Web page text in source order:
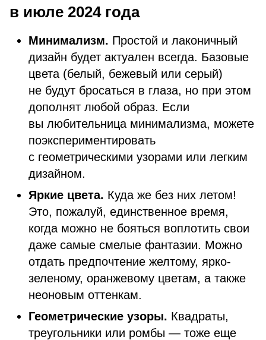
в июле 2024 года
Минимализм. Простой и лаконичный
дизайн будет актуален всегда. Базовые
цвета (белый, бежевый или серый)
не будут бросаться в глаза, но при этом
дополнят любой образ. Если
вы любительница минимализма, можете
поэкспериментировать
с геометрическими узорами или легким
дизайном.
Яркие цвета. Куда же без них летом!
Это, пожалуй, единственное время,
когда можно не бояться воплотить свои
даже самые смелые фантазии. Можно
отдать предпочтение желтому, ярко-
зеленому, оранжевому цветам, а также
неоновым оттенкам.
Геометрические узоры. Квадраты,
треугольники или ромбы — тоже еще